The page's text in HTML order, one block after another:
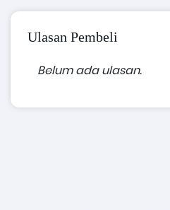
Ulasan Pembeli
Belum ada ulasan.